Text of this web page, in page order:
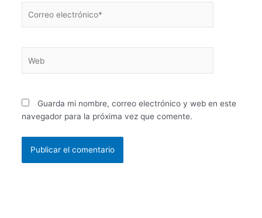
electrónico*
Guarda mi nombre, correo electrónico y web en este
navegador para la próxima vez que comente.